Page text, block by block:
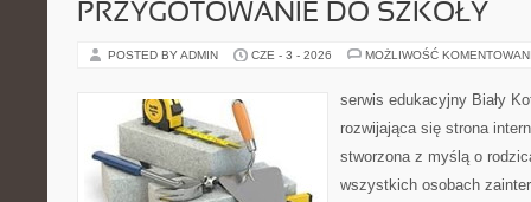
PRZYGOTOWANIE DO SZKOŁY
POSTED BY ADMIN CZE - 3 - 2026 MOŻLIWOŚĆ
serwis edukacyjny Biały
rozwijająca się strona
stworzona z myślą o
wszystkich osobach